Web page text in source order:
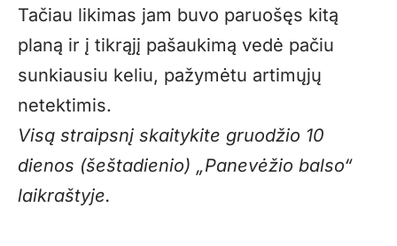
Tačiau likimas jam buvo paruošęs kitą
planą ir į tikrąjį pašaukimą vedė pačiu
sunkiausiu keliu, pažymėtu artimųjų
netektimis.
Visą straipsnį skaitykite gruodžio 10
dienos (šeštadienio) „Panevėžio balso“
laikraštyje.